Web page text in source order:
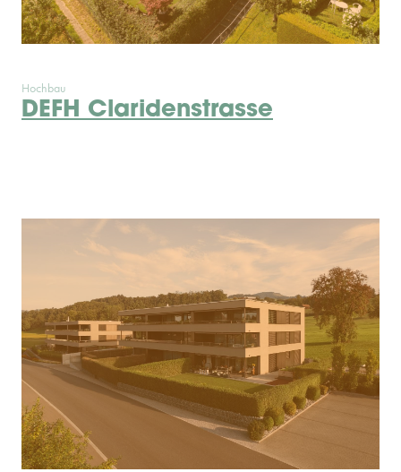
Hochbau
DEFH Claridenstrasse